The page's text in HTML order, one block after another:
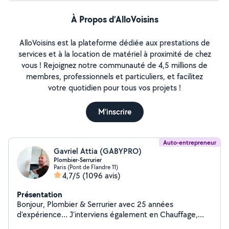
À Propos d’AlloVoisins
AlloVoisins est la plateforme dédiée aux prestations de
services et à la location de matériel à proximité de chez
vous ! Rejoignez notre communauté de 4,5 millions de
membres, professionnels et particuliers, et facilitez
votre quotidien pour tous vos projets !
M'inscrire
Auto-entrepreneur
Gavriel Attia (GABYPRO)
Plombier-Serrurier
Paris (Pont de Flandre 11)
4,7/5 (1096 avis)
Présentation
Bonjour, Plombier & Serrurier avec 25 années
d'expérience... J'interviens également en Chauffage,